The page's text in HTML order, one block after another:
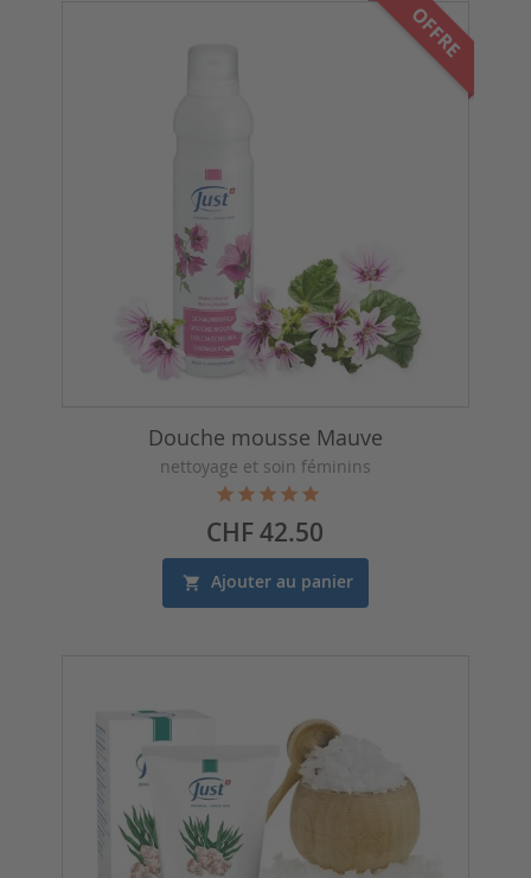
Douche mousse Mauve
nettoyage et soin féminins
Prix
CHF 42.50
Ajouter au panier
OFFRE